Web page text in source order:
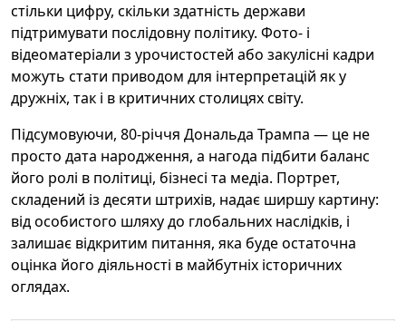
стільки цифру, скільки здатність держави
підтримувати послідовну політику. Фото- і
відеоматеріали з урочистостей або закулісні кадри
можуть стати приводом для інтерпретацій як у
дружніх, так і в критичних столицях світу.
Підсумовуючи, 80-річчя Дональда Трампа — це не
просто дата народження, а нагода підбити баланс
його ролі в політиці, бізнесі та медіа. Портрет,
складений із десяти штрихів, надає ширшу картину:
від особистого шляху до глобальних наслідків, і
залишає відкритим питання, яка буде остаточна
оцінка його діяльності в майбутніх історичних
оглядах.